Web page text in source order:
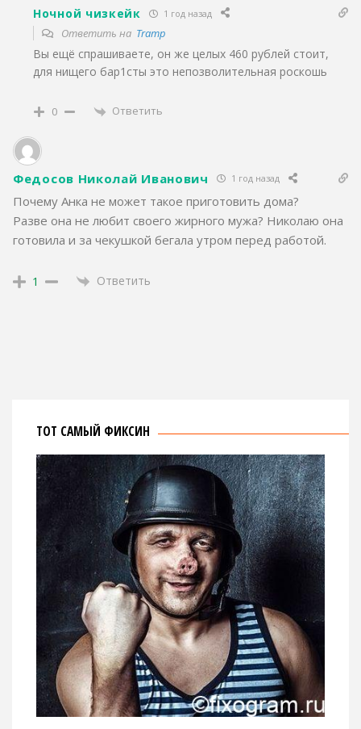
Ночной чизкейк 1 год назад
Ответить на Tramp
Вы ещё спрашиваете, он же целых 460 рублей стоит,
для нищего бар1сты это непозволительная роскошь
0 Ответить
Федосов Николай Иванович 1 год назад
Почему Анка не может такое приготовить дома?
Разве она не любит своего жирного мужа? Николаю она
готовила и за чекушкой бегала утром перед работой.
1 Ответить
ТОТ САМЫЙ ФИКСИН